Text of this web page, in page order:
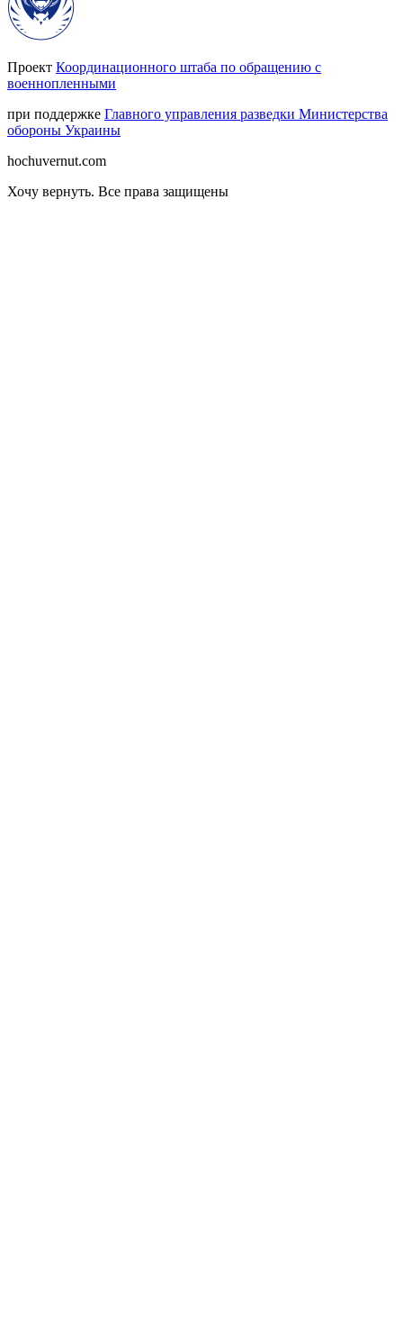
Проект Координационного штаба по обращению с
военнопленными
при поддержке Главного управления разведки Министерства
обороны Украины
hochuvernut.com
Хочу вернуть. Все права защищены